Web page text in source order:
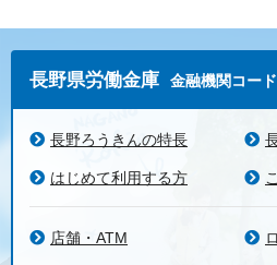
長野県労働金庫 金融機関コー
長野ろうきんの特長
はじめて利用する方
店舗・ATM